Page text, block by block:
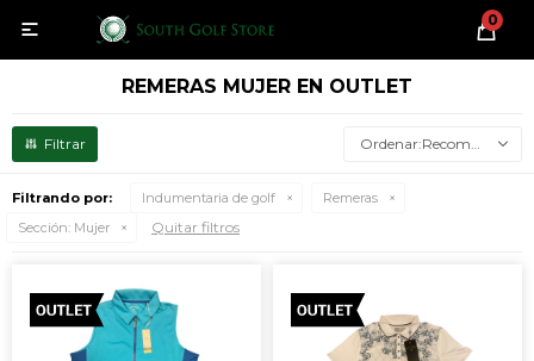
0

REMERAS MUJER EN OUTLET
Recomendados
Filtrando por: Indumentaria de golf
Remeras
Sección: Mujer Quitar filtros